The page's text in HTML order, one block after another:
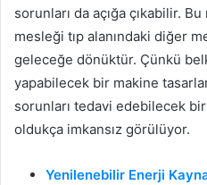
sorunları da açığa çıkabilir.
mesleği tıp alanındaki diğer
geleceğe dönüktür. Çünkü
yapabilecek bir makine
sorunları tedavi edebilecek
oldukça imkansız görülüyor.
Yenilenebilir Enerji